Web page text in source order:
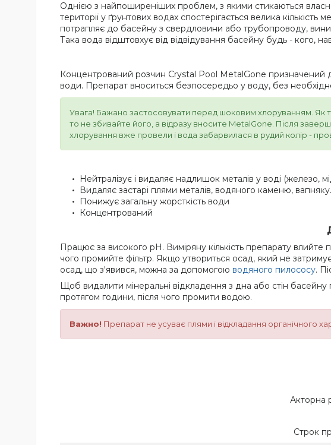
Однією з найпоширеніших проблем, з якими стикаються
території у ґрунтових водах спостерігається велика
потрапляє до басейну з свердловини або трубопроводу,
Така вода відштовхує від відвідування басейну будь - кого,
Концентрований розчин Crystal Pool MetalGone призначений
води. Препарат вноситься безпосередьо у воду, без
Увага! Бажано застосовувати перед шоковим хлоруванням. Як
то не збивайте його, а відразу вносите MetalGone. Після
хлорування вже провели і вода забарвилася в рудий колір -
Нейтралізує і видаляє надлишок металів у воді (железо,
Видаляє застарі плями металів, водяного каменю, вапняку.
Понижує загальну жорсткість води
Концентрований
Працює за високого pH. Виміряну кількість препарату
чого промийте фільтр. Якщо утвориться осад, який не
осад, що з'явився, можна за допомогою водяного пилососу.
Щоб видалити мінеральні відкладення з дна або стін
протягом години, після чого промити водою.
Важно! Препарат не усуває плями і відкладання органічного
Акторна
Строк